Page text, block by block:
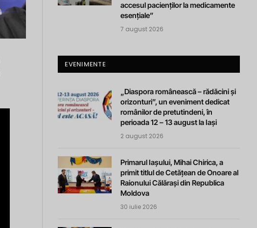
accesul pacienților la medicamente
esențiale”
7 august 2026
EVENIMENTE
„Diaspora românească – rădăcini și
orizonturi”, un eveniment dedicat
românilor de pretutindeni, în
perioada 12 – 13 august la Iași
2 august 2026
Primarul Iașului, Mihai Chirica, a
primit titlul de Cetățean de Onoare al
Raionului Călărași din Republica
Moldova
30 iulie 2026